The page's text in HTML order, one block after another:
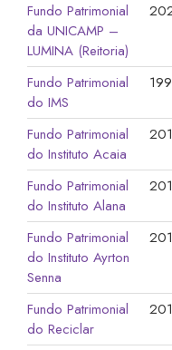
Fundo Patrimonial
da UNICAMP –
LUMINA (Reitoria)
Fundo Patrimonial
do IMS
Fundo Patrimonial
do Instituto Acaia
Fundo Patrimonial
do Instituto Alana
Fundo Patrimonial
do Instituto Ayrton
Senna
Fundo Patrimonial
do Reciclar